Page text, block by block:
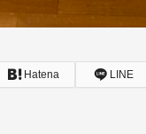
Hatena LINE